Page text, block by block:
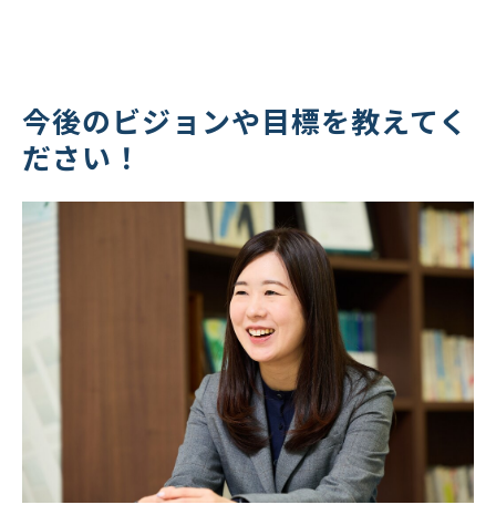
今後のビジョンや目標を教えてく
ださい！